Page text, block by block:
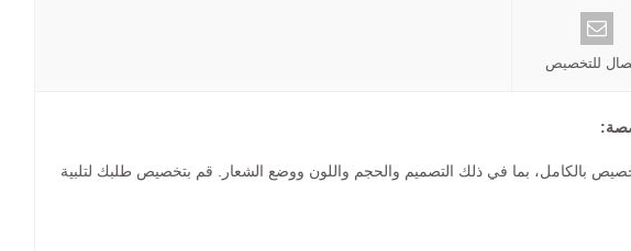
للتخصيص
بالكامل، بما في ذلك التصميم والحجم واللون ووضع الشعار. قم بتخصيص طلبك لتلبية